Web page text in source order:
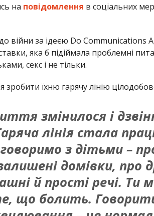
на повідомлення в соціальних
війни за ідеєю Do Communications
яка б підіймала проблемні
секс і не тільки.
їхню гарячу лінію
змінилося і
лінія стала
з дітьми –
домівки, про
й прості речі.
що болить.